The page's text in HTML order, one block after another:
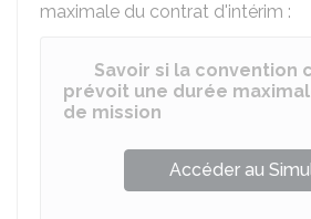
maximale du contrat d'intérim :
Savoir si la convention
prévoit une durée
de mission
Accéder au